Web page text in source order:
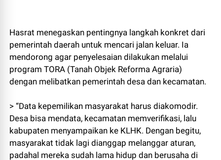
Hasrat menegaskan pentingnya langkah konkret dari
pemerintah daerah untuk mencari jalan keluar. Ia
mendorong agar penyelesaian dilakukan melalui
program TORA (Tanah Objek Reforma Agraria)
dengan melibatkan pemerintah desa dan kecamatan.
> “Data kepemilikan masyarakat harus diakomodir.
Desa bisa mendata, kecamatan memverifikasi, lalu
kabupaten menyampaikan ke KLHK. Dengan begitu,
masyarakat tidak lagi dianggap melanggar aturan,
padahal mereka sudah lama hidup dan berusaha di